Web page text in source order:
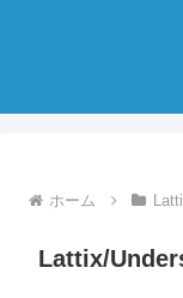
ホーム
Lattix/